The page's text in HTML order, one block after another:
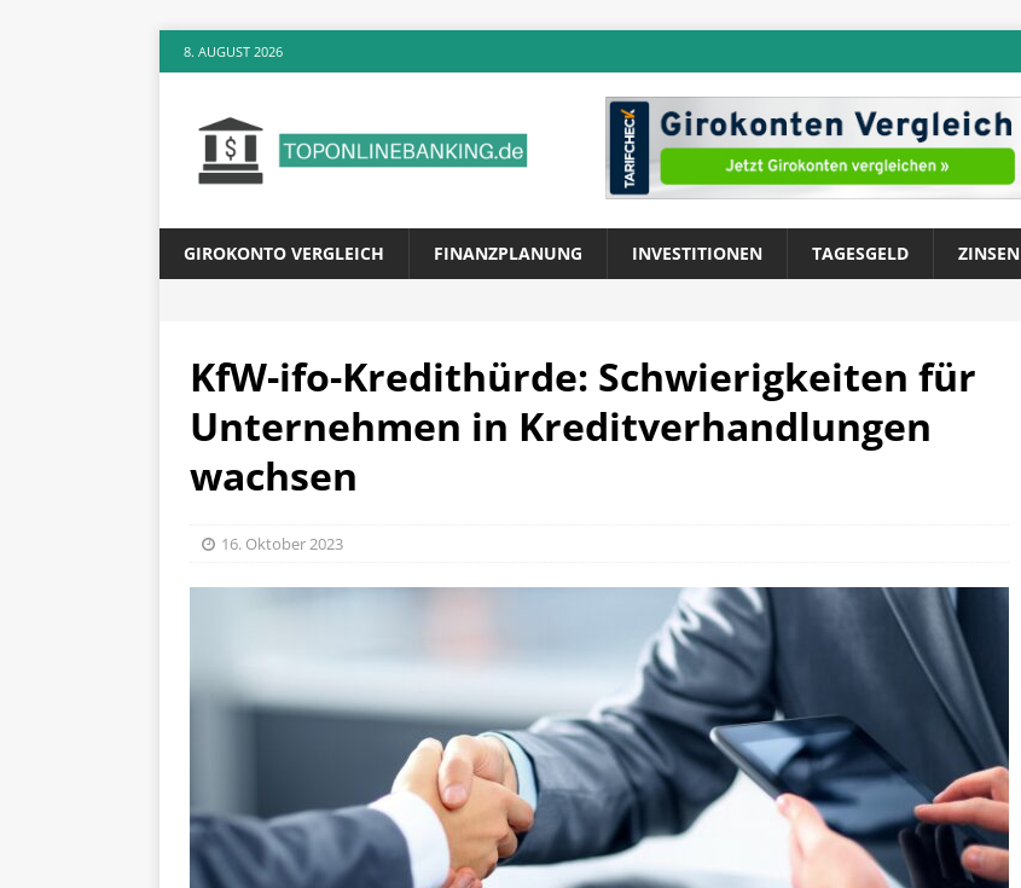
8. AUGUST 2026
GIROKONTO VERGLEICH FINANZPLANUNG INVESTITIONEN TAGESGELD ZINSEN
KfW-ifo-Kredithürde: Schwierigkeiten für
Unternehmen in Kreditverhandlungen
wachsen
16. Oktober 2023